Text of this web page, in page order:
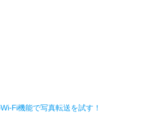
Fi機能で写真転送を試す！